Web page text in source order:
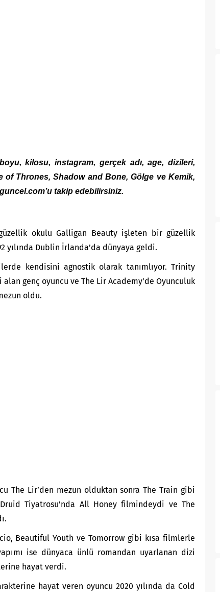
kilosu, instagram, gerçek adı, age, dizileri,
of Thrones, Shadow and Bone, Gölge ve Kemik,
takip edebilirsiniz.
okulu Galligan Beauty işleten bir güzellik
yılında Dublin İrlanda’da dünyaya geldi.
kendisini agnostik olarak tanımlıyor. Trinity
genç oyuncu ve The Lir Academy’de Oyunculuk
oldu.
The Lir’den mezun olduktan sonra The Train gibi
Tiyatrosu’nda All Honey filmindeydi ve The
Beautiful Youth ve Tomorrow gibi kısa filmlerle
ise dünyaca ünlü romandan uyarlanan dizi
hayat verdi.
hayat veren oyuncu 2020 yılında da Cold